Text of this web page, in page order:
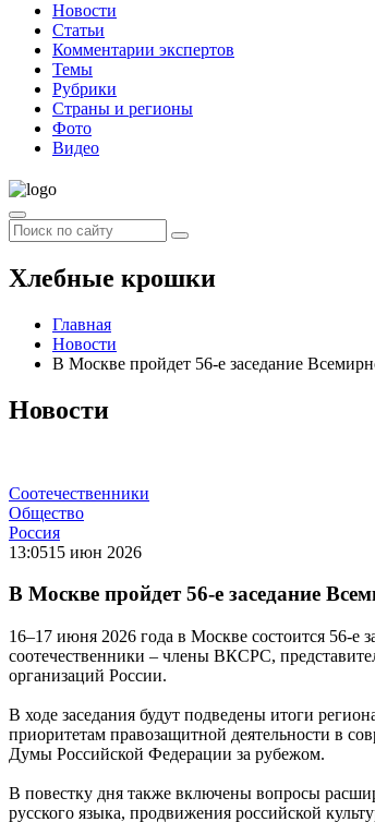
Новости
Статьи
Комментарии экспертов
Темы
Рубрики
Страны и регионы
Фото
Видео
Хлебные крошки
Главная
Новости
В Москве пройдет 56-е заседание
Новости
Соотечественники
Общество
Россия
13:0515 июн 2026
В Москве пройдет 56-е заседание
16–17 июня 2026 года в Москве состоится 56-е
соотечественники – члены ВКСРС,
организаций России.
В ходе заседания будут подведены итоги
приоритетам правозащитной деятельности в
Думы Российской Федерации за рубежом.
В повестку дня также включены вопросы
русского языка, продвижения российской